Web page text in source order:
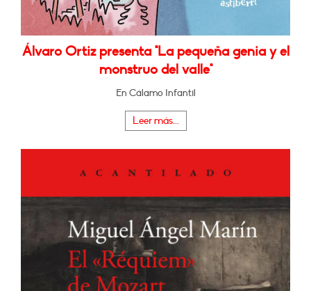
Álvaro Ortiz presenta "La pequeña genia y el
monstruo del valle"
En Cálamo Infantil
Leer más...